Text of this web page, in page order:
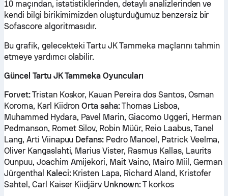
10 maçından, istatistiklerinden, detaylı analizlerinden ve
kendi bilgi birikimimizden oluşturduğumuz benzersiz bir
Sofascore algoritmasıdır.
Bu grafik, gelecekteki Tartu JK Tammeka maçlarını tahmin
etmeye yardımcı olabilir.
Güncel Tartu JK Tammeka Oyuncuları
Forvet:Tristan Koskor, Kauan Pereira dos Santos, Osman
Koroma, Karl KiidronOrta saha:Thomas Lisboa,
Muhammed Hydara, Pavel Marin, Giacomo Uggeri, Herman
Pedmanson, Romet Silov, Robin Müür, Reio Laabus, Tanel
Lang, Arti Viinapuu Defans: Pedro Manoel, Patrick Veelma,
Oliver Kangaslahti, Marius Vister, Rasmus Kallas, Laurits
Ounpuu, Joachim Amijekori, Mait Vaino, Mairo Miil, German
Jürgenthal Kaleci:Kristen Lapa, Richard Aland, Kristofer
Sahtel, Carl Kaiser Kiidjärv Unknown:T korkos